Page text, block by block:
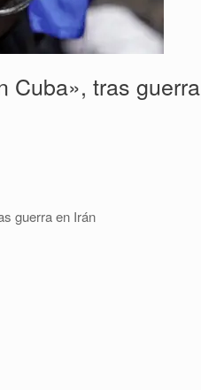
Cuba», tras guerra
guerra en Irán